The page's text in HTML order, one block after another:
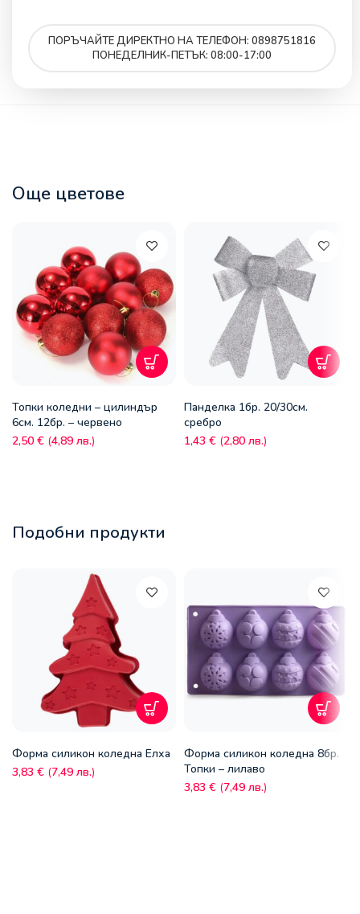
ПОРЪЧАЙТЕ ДИРЕКТНО НА ТЕЛЕФОН: 0898751816
ПОНЕДЕЛНИК-ПЕТЪК: 08:00-17:00
Още цветове
Топки коледни – цилиндър
6см. 12бр. – червено
2,50 € (4,89 лв.)
Панделка 1бр. 20/30см.
сребро
1,43 € (2,80 лв.)
Подобни продукти
Форма силикон коледна Eлха
3,83 € (7,49 лв.)
Форма силикон коледна 8бр.
Топки – лилаво
3,83 € (7,49 лв.)